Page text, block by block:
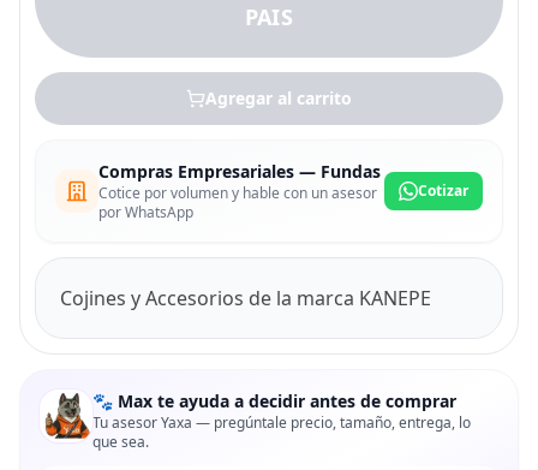
PAIS
Agregar al carrito
Compras Empresariales — Fundas
Cotice por volumen y hable con un asesor
por WhatsApp
Cotizar
Cojines y Accesorios de la marca KANEPE
🐾 Max te ayuda a decidir antes de comprar
Tu asesor Yaxa — pregúntale precio, tamaño, entrega, lo
que sea.